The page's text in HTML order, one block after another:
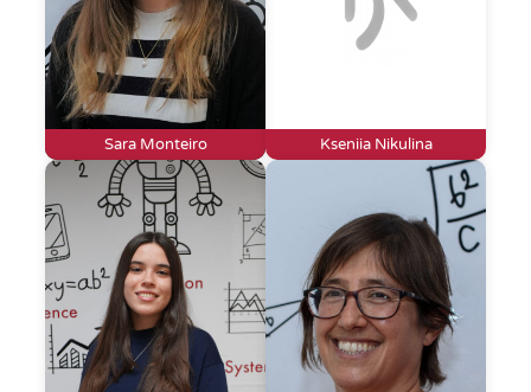
Sara Monteiro Kseniia Nikulina